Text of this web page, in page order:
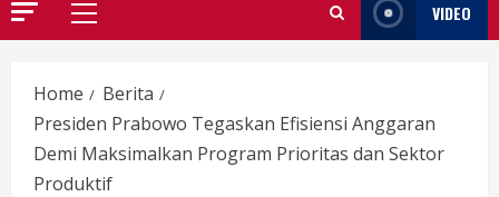
Primary
VIDEO
Home
Berita
Presiden Prabowo Tegaskan Efisiensi Anggaran
Demi Maksimalkan Program Prioritas dan Sektor
Produktif